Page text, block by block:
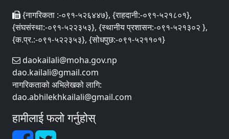
{नागरिकता :-०९१-५२६४४७}, {राहदानी:-०९१-५२१८०१},
{संघसंस्था:-०९१-५२२३५३}, {स्थानीय प्रशासन:-०९१-५२१३०२ },
{क.प्र.:-०९१-५२२३५३}, {सोधपुछ:-०९१-५२११०१}
daokailali@moha.gov.np
dao.kailali@gmail.com
नागरिकताको अभिलेखको लागि:
dao.abhilekhkailali@gmail.com
हामीलाई फलो गर्नुहोस्